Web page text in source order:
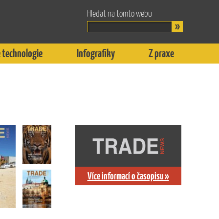
Hledat na tomto webu
technologie Infografiky Z praxe
Více informací o časopisu »